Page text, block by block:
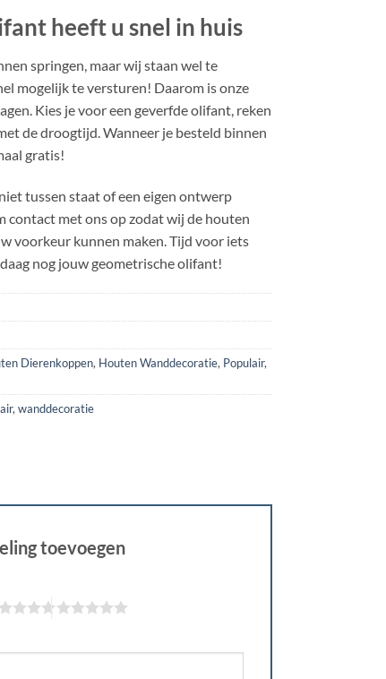
heeft u snel in huis
springen, maar wij staan wel te
mogelijk te versturen! Daarom is onze
Kies je voor een geverfde olifant, reken
de droogtijd. Wanneer je besteld binnen
gratis!
tussen staat of een eigen ontwerp
contact met ons op zodat wij de houten
voorkeur kunnen maken. Tijd voor iets
nog jouw geometrische olifant!
Dierenkoppen, Houten Wanddecoratie, Populair,
, wanddecoratie
toevoegen